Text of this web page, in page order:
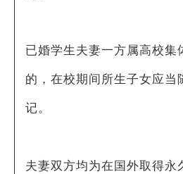
已婚学生夫妻一方属高校
的，在校期间所生子女应
记。
夫妻双方均为在国外取得